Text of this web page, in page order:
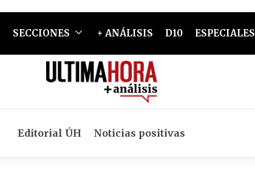
SECCIONES + ANÁLISIS D10 ESPECIALES
Editorial ÚH Noticias positivas